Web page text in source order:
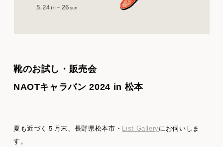
靴のお試し・販売会
NAOTキャラバン 2024 in 松本
夏も近づく５月末、長野県松本市・ List Galleryにお伺いしま
す。